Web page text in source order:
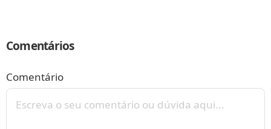
Comentários
Comentário